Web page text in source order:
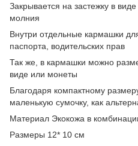
Закрывается на застежку в
молния
Внутри отдельные кармашки
паспорта, водительских прав
Так же, в кармашки можно
виде или монеты
Благодаря компактному
маленькую сумочку, как
Материал Экокожа в
Размеры 12* 10 см